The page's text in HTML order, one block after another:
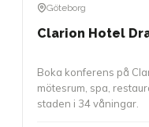
Göteborg
Clarion Hotel
Boka konferens på
mötesrum, spa,
staden i 34 våningar.